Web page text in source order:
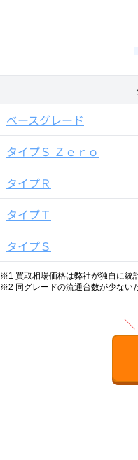
ベースグレード
タイプＳ Ｚｅｒｏ
タイプＲ
タイプＴ
タイプＳ
※1 買取相場価格は弊社が独自に統
※2 同グレードの流通台数が少ない
＼